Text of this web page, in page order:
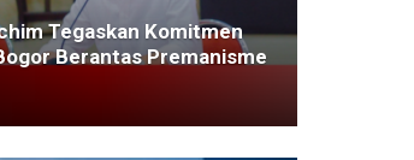
Tegaskan Komitmen
Berantas Premanisme